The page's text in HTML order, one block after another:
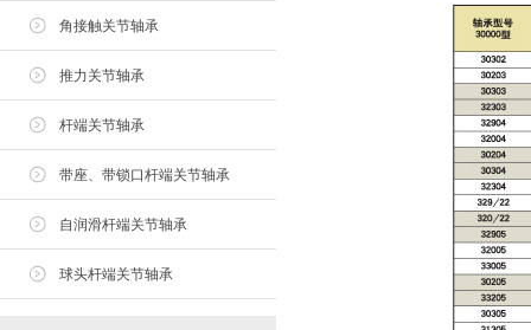
角接触关节轴承
推力关节轴承
杆端关节轴承
带座、带锁口杆端关节轴承
自润滑杆端关节轴承
球头杆端关节轴承